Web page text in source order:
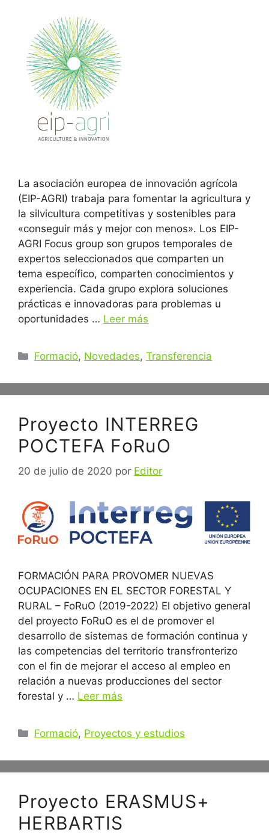
La asociación europea de innovación agrícola
(EIP-AGRI) trabaja para fomentar la agricultura y
la silvicultura competitivas y sostenibles para
«conseguir más y mejor con menos». Los EIP-
AGRI Focus group son grupos temporales de
expertos seleccionados que comparten un
tema específico, comparten conocimientos y
experiencia. Cada grupo explora soluciones
prácticas e innovadoras para problemas u
oportunidades … Leer más
Categorías
Formació, Novedades,Transferencia
Proyecto INTERREG
POCTEFA FoRuO
20 de julio de 2020 por Editor
FORMACIÓN PARA PROVOMER NUEVAS
OCUPACIONES EN EL SECTOR FORESTAL Y
RURAL – FoRuO (2019-2022) El objetivo general
del proyecto FoRuO es el de promover el
desarrollo de sistemas de formación continua y
las competencias del territorio transfronterizo
con el fin de mejorar el acceso al empleo en
relación a nuevas producciones del sector
forestal y … Leer más
Categorías
Formació, Proyectos y estudios
Proyecto ERASMUS+
HERBARTIS